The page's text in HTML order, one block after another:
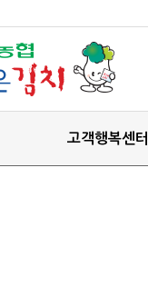
고객행복센터